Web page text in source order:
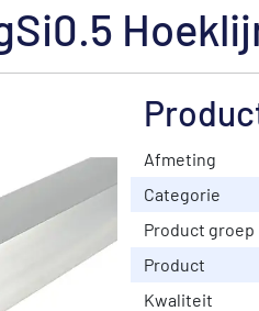
Afmeting
Categorie
Product groep
Product
Kwaliteit